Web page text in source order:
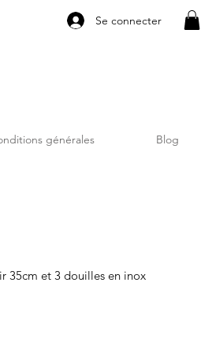
Se connecter
générales Blog
35cm et 3 douilles en inox